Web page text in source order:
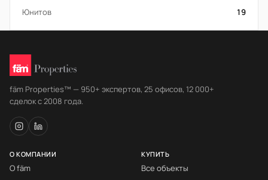
Юнитов
19
fäm Properties™ — 950+ экспертов, 25 офисов, 12 000+
сделок с 2008 года.
О КОМПАНИИ
О fäm
КУПИТЬ
Все объекты